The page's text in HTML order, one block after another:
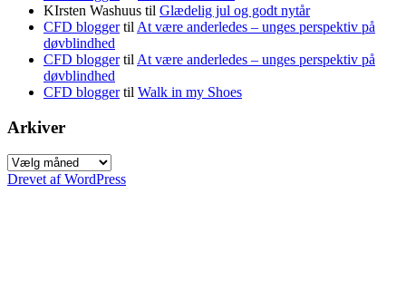
KIrsten Washuus til Glædelig jul og godt nytår
CFD bloggertil At være anderledes – unges perspektiv på
døvblindhed
CFD bloggertil At være anderledes – unges perspektiv på
døvblindhed
CFD bloggertil Walk in my Shoes
Arkiver
Arkiver
Drevet af WordPress